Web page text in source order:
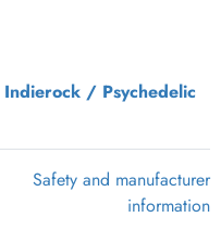
Indierock / Psychedelic
Safety and manufacturer
information